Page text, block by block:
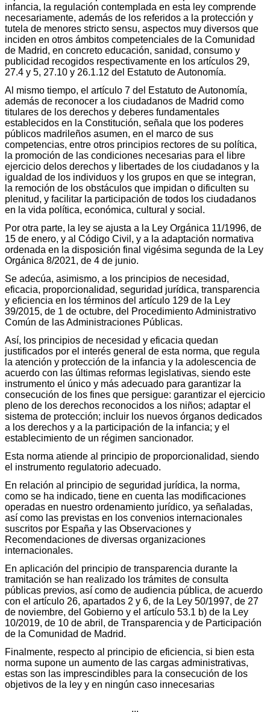
infancia, la regulación contemplada en esta ley comprende
necesariamente, además de los referidos a la protección y
tutela de menores stricto sensu, aspectos muy diversos que
inciden en otros ámbitos competenciales de la Comunidad
de Madrid, en concreto educación, sanidad, consumo y
publicidad recogidos respectivamente en los artículos 29,
27.4 y 5, 27.10 y 26.1.12 del Estatuto de Autonomía.
Al mismo tiempo, el artículo 7 del Estatuto de Autonomía,
además de reconocer a los ciudadanos de Madrid como
titulares de los derechos y deberes fundamentales
establecidos en la Constitución, señala que los poderes
públicos madrileños asumen, en el marco de sus
competencias, entre otros principios rectores de su política,
la promoción de las condiciones necesarias para el libre
ejercicio delos derechos y libertades de los ciudadanos y la
igualdad de los individuos y los grupos en que se integran,
la remoción de los obstáculos que impidan o dificulten su
plenitud, y facilitar la participación de todos los ciudadanos
en la vida política, económica, cultural y social.
Por otra parte, la ley se ajusta a la Ley Orgánica 11/1996, de
15 de enero, y al Código Civil, y a la adaptación normativa
ordenada en la disposición final vigésima segunda de la Ley
Orgánica 8/2021, de 4 de junio.
Se adecúa, asimismo, a los principios de necesidad,
eficacia, proporcionalidad, seguridad jurídica, transparencia
y eficiencia en los términos del artículo 129 de la Ley
39/2015, de 1 de octubre, del Procedimiento Administrativo
Común de las Administraciones Públicas.
Así, los principios de necesidad y eficacia quedan
justificados por el interés general de esta norma, que regula
la atención y protección de la infancia y la adolescencia de
acuerdo con las últimas reformas legislativas, siendo este
instrumento el único y más adecuado para garantizar la
consecución de los fines que persigue: garantizar el ejercicio
pleno de los derechos reconocidos a los niños; adaptar el
sistema de protección; incluir los nuevos órganos dedicados
a los derechos y a la participación de la infancia; y el
establecimiento de un régimen sancionador.
Esta norma atiende al principio de proporcionalidad, siendo
el instrumento regulatorio adecuado.
En relación al principio de seguridad jurídica, la norma,
como se ha indicado, tiene en cuenta las modificaciones
operadas en nuestro ordenamiento jurídico, ya señaladas,
así como las previstas en los convenios internacionales
suscritos por España y las Observaciones y
Recomendaciones de diversas organizaciones
internacionales.
En aplicación del principio de transparencia durante la
tramitación se han realizado los trámites de consulta
públicas previos, así como de audiencia pública, de acuerdo
con el artículo 26, apartados 2 y 6, de la Ley 50/1997, de 27
de noviembre, del Gobierno y el artículo 53.1 b) de la Ley
10/2019, de 10 de abril, de Transparencia y de Participación
de la Comunidad de Madrid.
Finalmente, respecto al principio de eficiencia, si bien esta
norma supone un aumento de las cargas administrativas,
estas son las imprescindibles para la consecución de los
objetivos de la ley y en ningún caso innecesarias